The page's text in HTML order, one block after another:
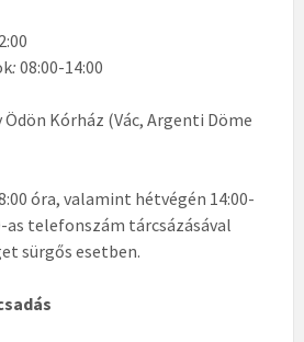
: 08:00-14:00
Kórház (Vác, Argenti Döme
óra, valamint hétvégén 14:00-
as telefonszám tárcsázásával
sürgős esetben.